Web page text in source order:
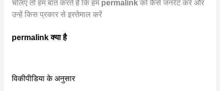
चलिए तो हम बात करते हैं कि हम permalinkको कैसे जनरेट करें और
उन्हें किस प्रकार से इस्तेमाल करें
permalink क्या है
विकीपीडिया के अनुसार